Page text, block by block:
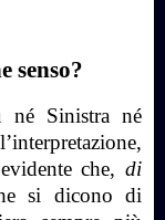
senso?
né Sinistra né
che, di
si dicono di